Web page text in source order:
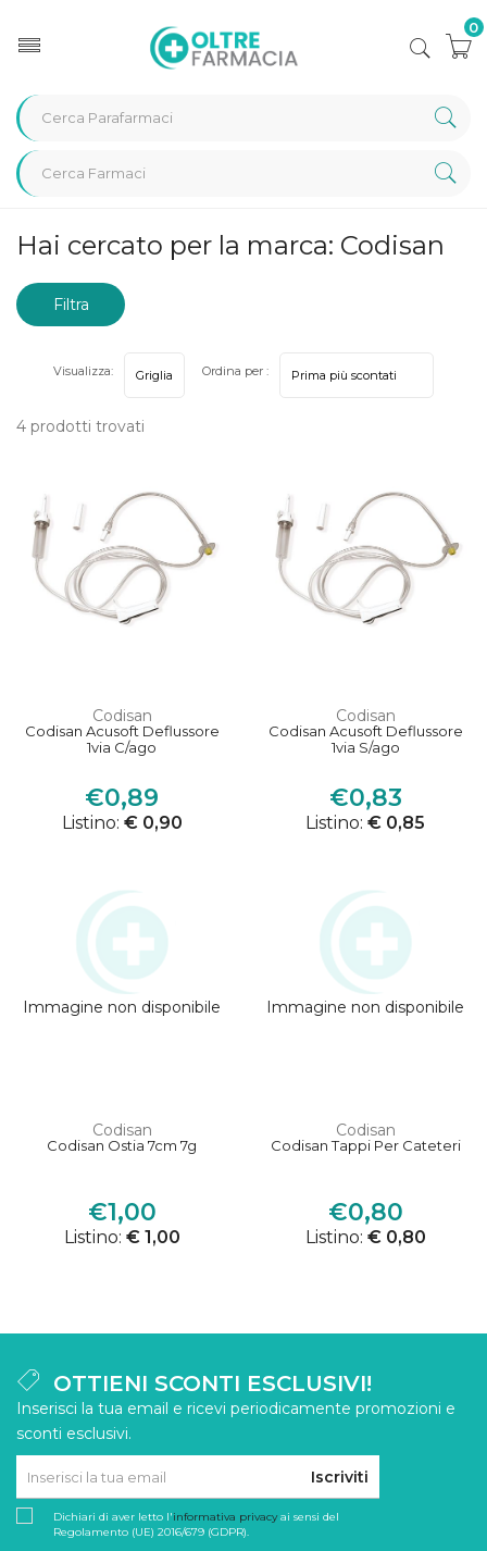
0
Home Marche parafarmaci Codisan
Hai cercato per la marca: Codisan
Filtra
4 prodotti trovati
Visualizza: Ordina per :
Codisan
Codisan Acusoft Deflussore
1via C/ago
€0,89
Listino: € 0,90
Codisan
Codisan Acusoft Deflussore
1via S/ago
€0,83
Listino: € 0,85
Immagine non disponibile
Codisan
Codisan Ostia 7cm 7g
€1,00
Listino: € 1,00
Immagine non disponibile
Codisan
Codisan Tappi Per Cateteri
€0,80
Listino: € 0,80
OTTIENI SCONTI ESCLUSIVI!
Inserisci la tua email e ricevi periodicamente promozioni e
sconti esclusivi.
Iscriviti
Dichiari di aver letto l'informativa privacyai sensi del
Regolamento (UE) 2016/679 (GDPR).